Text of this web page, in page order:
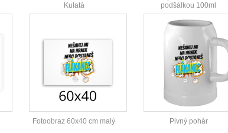
Kulatá
podšálkou 100ml
Fotoobraz 60x40 cm malý Pivný pohár